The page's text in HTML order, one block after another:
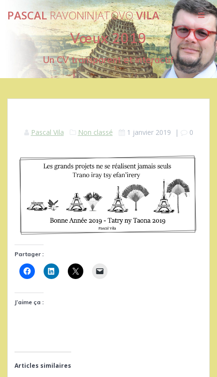
Passer
au
contenu
PASCALRAVONINJATOVOVILA
Vœux 2019
Un CV transparent et interactif
Pascal Vila Non classé 1 janvier 2019 | 0
Partager :
J’aime ça :
Articles similaires